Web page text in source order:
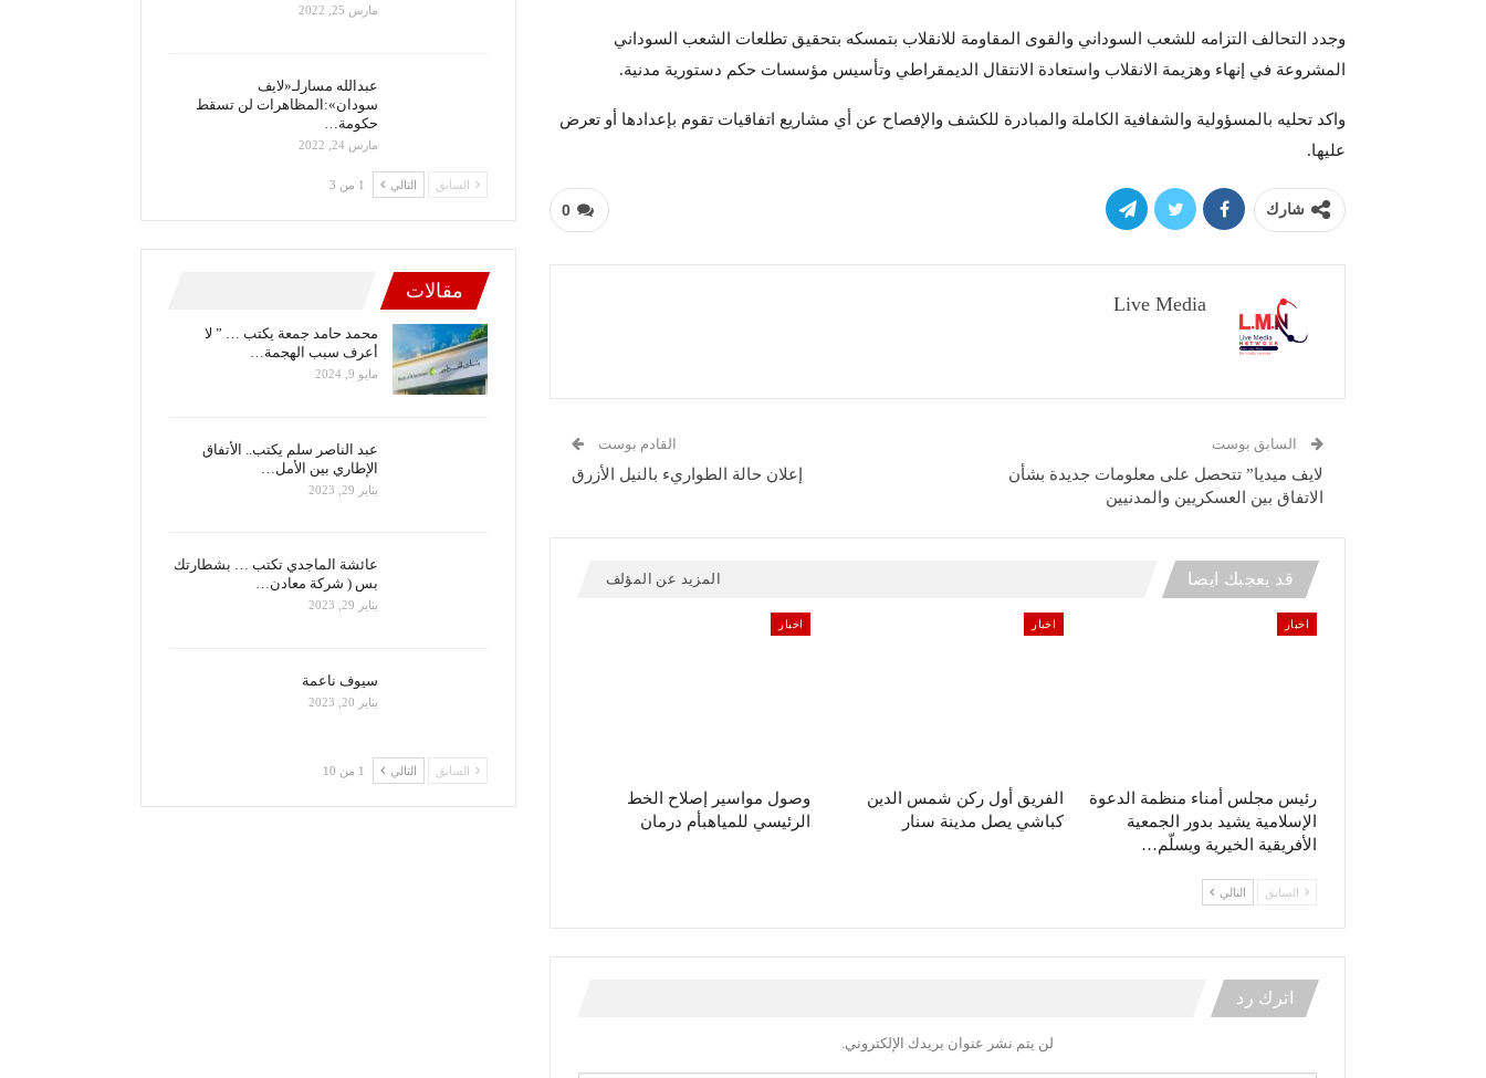
وجدد التحالف التزامه للشعب السوداني والقوى المقاومة للانقلاب بتمسكه بتحقيق تطلعات الشعب السوداني
المشروعة في إنهاء وهزيمة الانقلاب واستعادة الانتقال الديمقراطي وتأسيس مؤسسات حكم دستورية مدنية.
واكد تحليه بالمسؤولية والشفافية الكاملة والمبادرة للكشف والإفصاح عن أي مشاريع اتفاقيات تقوم بإعدادها أو تعرض
عليها.
0 شارك
Live Media
السابق بوست
لايف ميديا” تتحصل على معلومات جديدة بشأن
الاتفاق بين العسكريين والمدنيين
القادم بوست
إعلان حالة الطواريء بالنيل الأزرق
قد يعجبك ايضا المزيد عن المؤلف
اخبار
رئيس مجلس أمناء منظمة الدعوة
الإسلامية يشيد بدور الجمعية
الأفريقية الخيرية ويسلّم…
اخبار
الفريق أول ركن شمس الدين
كباشي يصل مدينة سنار
اخبار
وصول مواسير إصلاح الخط
الرئيسي للمياهبأم درمان
السابق التالي
اترك رد
لن يتم نشر عنوان بريدك الإلكتروني.
مارس 25, 2022
عبدالله مسارلـ«لايف
سودان»:المظاهرات لن تسقط
حكومة…
مارس 24, 2022
السابق التالي 1 من 3
مقالات
محمد حامد جمعة يكتب … ” لا
أعرف سبب الهجمة…
مايو 9, 2024
عبد الناصر سلم يكتب.. الأتفاق
الإطاري بين الأمل…
يناير 29, 2023
عائشة الماجدي تكتب … بشطارتك
بس ( شركة معادن…
يناير 29, 2023
سيوف ناعمة
يناير 20, 2023
السابق التالي 1 من 10